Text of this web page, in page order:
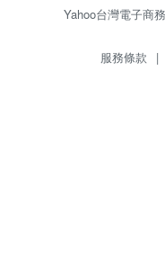
Yahoo台灣電子商
服務條款 |